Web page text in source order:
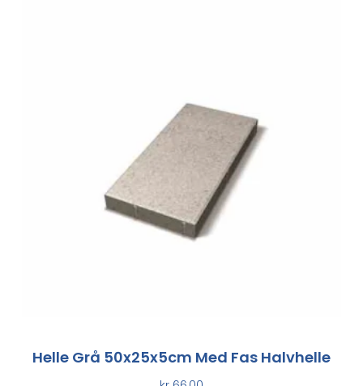
Helle Grå 50x25x5cm Med Fas Halvhelle